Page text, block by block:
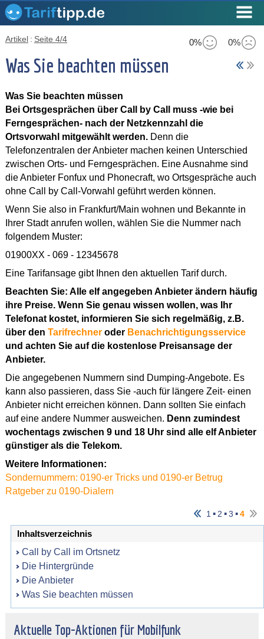
0% 0%
Artikel : Seite 4/4
Was Sie beachten müssen
Was Sie beachten müssen
Bei Ortsgesprächen über Call by Call muss -wie bei
Ferngesprächen- nach der Netzkennzahl die
Ortsvorwahl mitgewählt werden.Denn die
Telefonzentralen der Anbieter machen keinen Unterschied
zwischen Orts- und Ferngesprächen. Eine Ausnahme sind
die Anbieter Fonfux und Phonecraft, wo Ortsgespräche auch
ohne Call by Call-Vorwahl geführt werden können.
Wenn Sie also in Frankfurt/Main wohnen und Bekannte in
Ihrer Stadt anrufen wollen, wählen Sie die Nummer nach
folgendem Muster:
01900XX - 069 - 12345678
Eine Tarifansage gibt Ihnen den aktuellen Tarif durch.
Beachten Sie: Alle elf angegeben Anbieter ändern häufig
ihre Preise. Wenn Sie genau wissen wollen, was Ihr
Telefonat kostet, informieren Sie sich regelmäßig, z.B.
über den Tarifrechneroder Benachrichtigungsservice
und achten Sie auf die kostenlose Preisansage der
Anbieter.
Die angegebenen Nummern sind Dumping-Angebote. Es
kann also passieren, dass Sie -auch für längere Zeit- einen
Anbieter nicht erreichen können. Dann sollten Sie einfach
auf eine andere Nummer ausweichen. Denn zumindest
wochentags zwischen 9 und 18 Uhr sind alle elf Anbieter
günstiger als die Telekom.
Weitere Informationen:
Sondernummern: 0190-er Tricks und 0190-er Betrug
Ratgeber zu 0190-Dialern
1 ▪ 2 ▪3 ▪4
Inhaltsverzeichnis
Call by Call im Ortsnetz
Die Hintergründe
Die Anbieter
Was Sie beachten müssen
Aktuelle Top-Aktionen für Mobilfunk